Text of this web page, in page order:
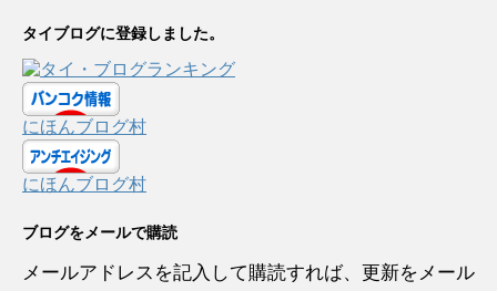
タイブログに登録しました。
にほんブログ村
にほんブログ村
ブログをメールで購読
メールアドレスを記入して購読すれば、更新をメール